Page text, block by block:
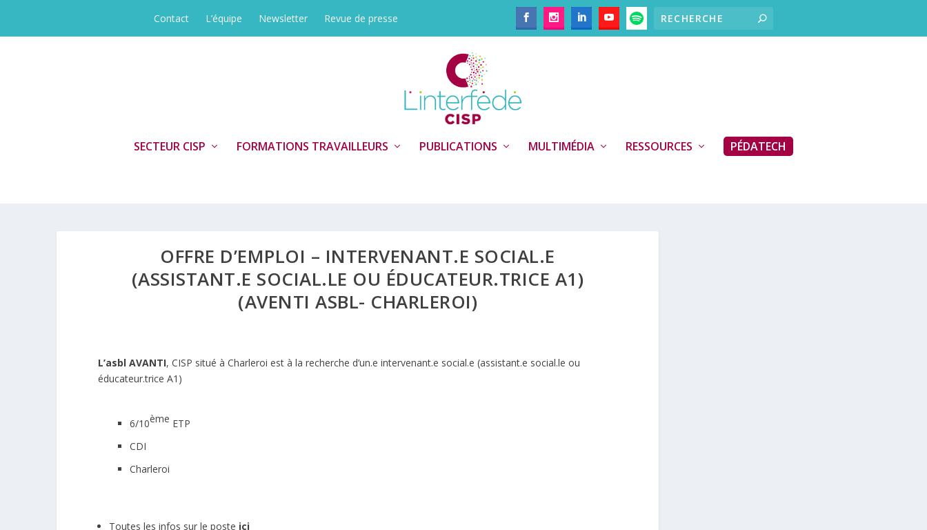
Contact L’équipe Newsletter Revue de presse
SECTEUR CISP FORMATIONS TRAVAILLEURS PUBLICATIONS MULTIMÉDIA RESSOURCES PÉDATECH
OFFRE D’EMPLOI – INTERVENANT.E SOCIAL.E
(ASSISTANT.E SOCIAL.LE OU ÉDUCATEUR.TRICE A1)
(AVENTI ASBL- CHARLEROI)
L’asbl AVANTI, CISP situé à Charleroi est à la recherche d’un.e intervenant.e social.e (assistant.e social.le ou
éducateur.trice A1)
6/10ème ETP
CDI
Charleroi
Toutes les infos sur le poste ici